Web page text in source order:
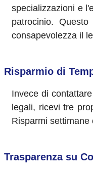
specializzazioni e
patrocinio.
consapevolezza il
Risparmio di
Invece di
legali, ricevi tre
Risparmi settimane
Trasparenza su